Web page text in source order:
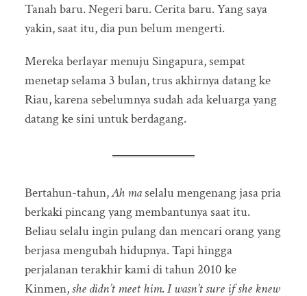
Tanah baru. Negeri baru. Cerita baru. Yang saya
yakin, saat itu, dia pun belum mengerti.
Mereka berlayar menuju Singapura, sempat
menetap selama 3 bulan, trus akhirnya datang ke
Riau, karena sebelumnya sudah ada keluarga yang
datang ke sini untuk berdagang.
Bertahun-tahun,Ah maselalu mengenang jasa pria
berkaki pincang yang membantunya saat itu.
Beliau selalu ingin pulang dan mencari orang yang
berjasa mengubah hidupnya. Tapi hingga
perjalanan terakhir kami di tahun 2010 ke
Kinmen,she didn’t meet him.I wasn’t sure if she knew